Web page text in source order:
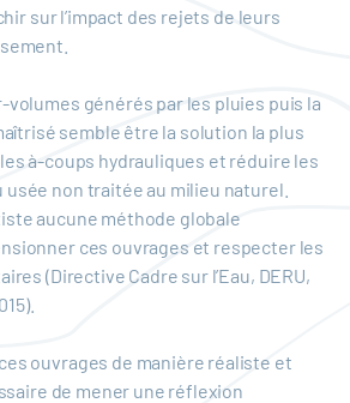
sur l’impact des rejets de leurs
volumes générés par les pluies puis la
semble être la solution la plus
à-coups hydrauliques et réduire les
usée non traitée au milieu naturel.
aucune méthode globale
ces ouvrages et respecter les
(Directive Cadre sur l’Eau, DERU,
ouvrages de manière réaliste et
de mener une réflexion